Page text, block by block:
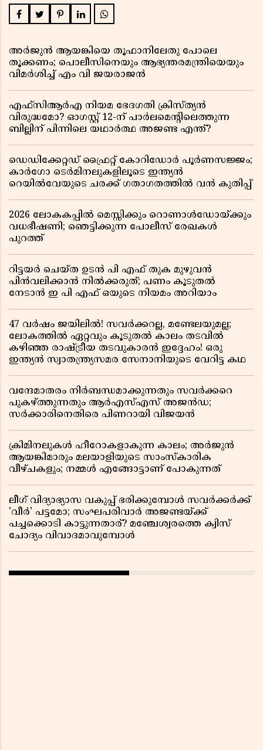
അർജുൻ ആയങ്കിയെ തൂഫാനിലേതു പോലെ
തൂക്കണം; പൊലീസിനെയും ആഭ്യന്തരമന്ത്രിയെയും
വിമർശിച്ച് എം വി ജയരാജൻ
എഫ്സിആർഎ നിയമ ഭേദഗതി ക്രിസ്ത്യൻ
വിരുദ്ധമോ? ഓഗസ്റ്റ് 12-ന് പാർലമെന്റിലെത്തുന്ന
ബില്ലിന് പിന്നിലെ യഥാർത്ഥ അജണ്ട എന്ത്?
ഡെഡിക്കേറ്റഡ് ഫ്രൈറ്റ് കോറിഡോർ പൂർണസജ്ജം;
കാർഗോ ടെർമിനലുകളിലൂടെ ഇന്ത്യൻ
റെയിൽവേയുടെ ചരക്ക് ഗതാഗതത്തിൽ വൻ കുതിപ്പ്
2026 ലോകകപ്പിൽ മെസ്സിക്കും റൊണാൾഡോയ്ക്കും
വധഭീഷണി; ഞെട്ടിക്കുന്ന പോലീസ് രേഖകൾ
പുറത്ത്
റിട്ടയർ ചെയ്ത ഉടൻ പി എഫ് തുക മുഴുവൻ
പിൻവലിക്കാൻ നിൽക്കരുത്; പണം കൂടുതൽ
നേടാൻ ഇ പി എഫ് ഒയുടെ നിയമം അറിയാം
47 വർഷം ജയിലിൽ! സവർക്കറല്ല, മണ്ടേലയുമല്ല;
ലോകത്തിൽ ഏറ്റവും കൂടുതൽ കാലം തടവിൽ
കഴിഞ്ഞ രാഷ്ട്രീയ തടവുകാരൻ ഇദ്ദേഹം! ഒരു
ഇന്ത്യൻ സ്വാതന്ത്ര്യസമര സേനാനിയുടെ വേറിട്ട കഥ
വന്ദേമാതരം നിർബന്ധമാക്കുന്നതും സവർക്കറെ
പുകഴ്ത്തുന്നതും ആർഎസ്എസ് അജൻഡ;
സർക്കാരിനെതിരെ പിണറായി വിജയൻ
ക്രിമിനലുകൾ ഹീറോകളാകുന്ന കാലം; അർജുൻ
ആയങ്കിമാരും മലയാളിയുടെ സാംസ്കാരിക
വീഴ്ചകളും; നമ്മൾ എങ്ങോട്ടാണ് പോകുന്നത്
ലീഗ് വിദ്യാഭ്യാസ വകുപ്പ് ഭരിക്കുമ്പോൾ സവർക്കർക്ക്
'വീർ' പട്ടമോ; സംഘപരിവാർ അജണ്ടയ്ക്ക്
പച്ചക്കൊടി കാട്ടുന്നതാര്? മഞ്ചേശ്വരത്തെ ക്വിസ്
ചോദ്യം വിവാദമാവുമ്പോൾ